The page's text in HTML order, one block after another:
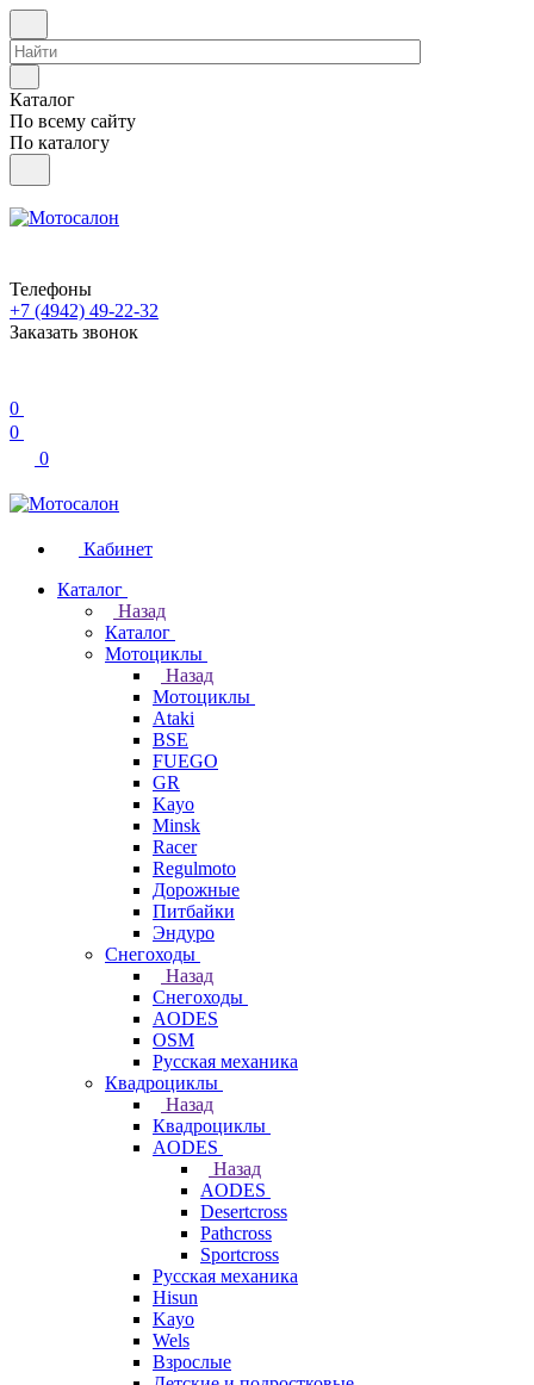
Каталог
По всему сайту
По каталогу
Телефоны
+7 (4942) 49-22-32
Заказать звонок
0
0
0
Кабинет
Каталог
Назад
Каталог
Мотоциклы
Назад
Мотоциклы
Ataki
BSE
FUEGO
GR
Kayo
Minsk
Racer
Regulmoto
Дорожные
Питбайки
Эндуро
Снегоходы
Назад
Снегоходы
AODES
OSM
Русская механика
Квадроциклы
Назад
Квадроциклы
AODES
Назад
AODES
Desertcross
Pathcross
Sportcross
Русская механика
Hisun
Kayo
Wels
Взрослые